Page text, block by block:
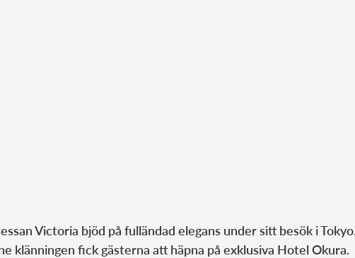
Victoria bjöd på fulländad elegans under sitt besök i
klänningen fick gästerna att häpna på exklusiva Hotel Okura.